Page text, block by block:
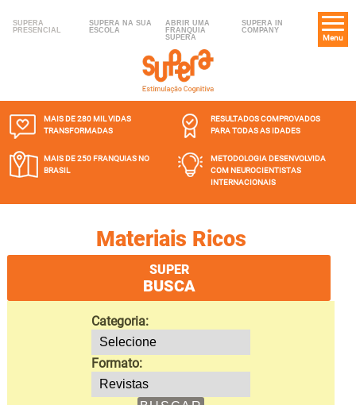
SUPERA
PRESENCIAL
SUPERA NA SUA
ESCOLA
ABRIR UMA
FRANQUIA
SUPERA
SUPERA IN
COMPANY
Menu
MAIS DE 280 MILVIDAS
TRANSFORMADAS
RESULTADOS COMPROVADOS
PARA TODAS AS IDADES
MAIS DE 250 FRANQUIASNO
BRASIL
METODOLOGIA DESENVOLVIDA
COM NEUROCIENTISTAS
INTERNACIONAIS
Materiais Ricos
SUPER
BUSCA
Categoria:
Formato: